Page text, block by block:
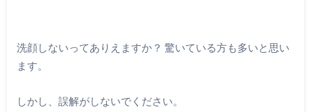
洗顔しないってありえますか？ 驚いている方も多いと思い
ます。
しかし、誤解がしないでください。